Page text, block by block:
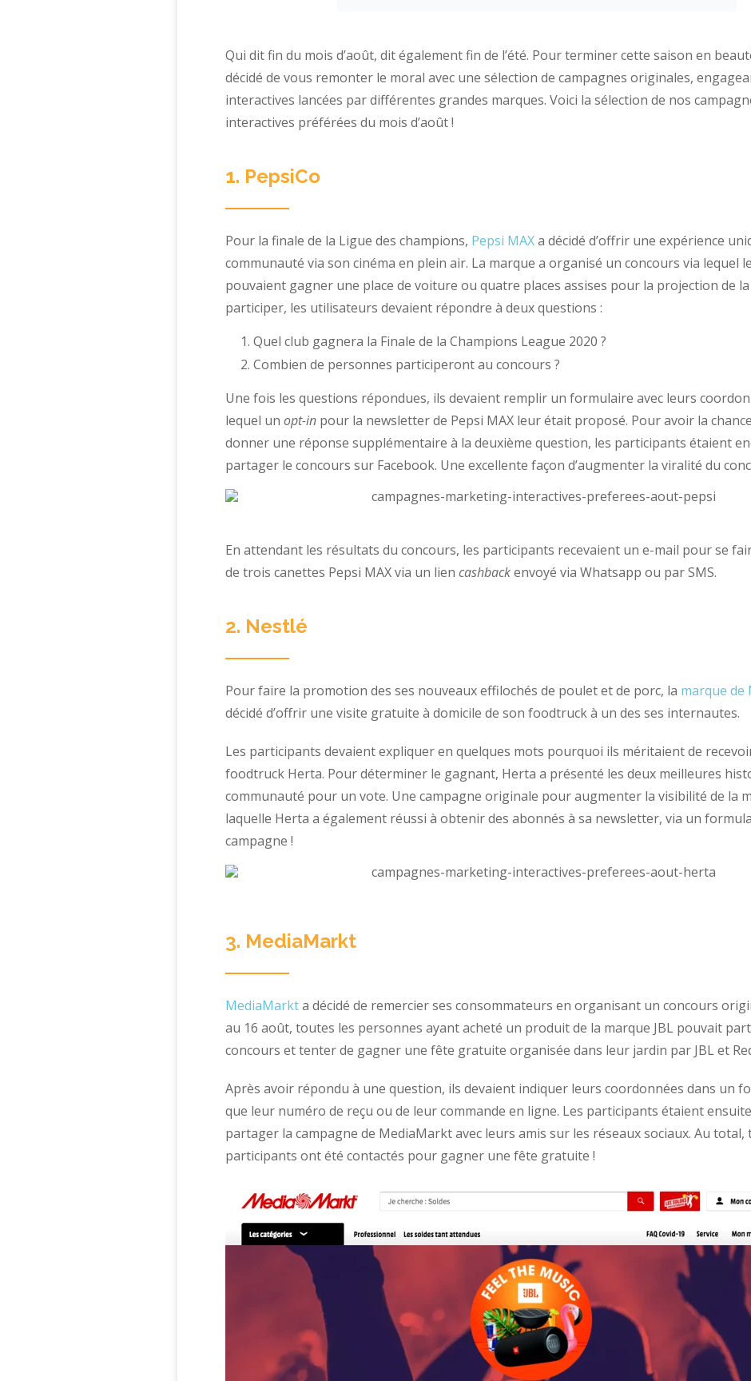
Qui dit fin du mois d’août, dit également fin de l’été. Pour terminer cette saison en
décidé de vous remonter le moral avec une sélection de campagnes originales,
interactives lancées par différentes grandes marques. Voici la sélection de nos
interactives préférées du mois d’août !
1. PepsiCo
Pour la finale de la Ligue des champions, Pepsi MAXa décidé d’offrir une expérience
communauté via son cinéma en plein air. La marque a organisé un concours via lequel
pouvaient gagner une place de voiture ou quatre places assises pour la projection de
participer, les utilisateurs devaient répondre à deux questions :
Quel club gagnera la Finale de la Champions League 2020 ?
Combien de personnes participeront au concours ?
Une fois les questions répondues, ils devaient remplir un formulaire avec leurs
lequel un opt-in pour la newsletter de Pepsi MAX leur était proposé. Pour avoir la
donner une réponse supplémentaire à la deuxième question, les participants étaient
partager le concours sur Facebook. Une excellente façon d’augmenter la viralité du
En attendant les résultats du concours, les participants recevaient un e-mail pour se
de trois canettes Pepsi MAX via un lien cashbackenvoyé via Whatsapp ou par SMS.
2. Nestlé
Pour faire la promotion des ses nouveaux effilochés de poulet et de porc, la marque de
décidé d’offrir une visite gratuite à domicile de son foodtruck à un des ses internautes.
Les participants devaient expliquer en quelques mots pourquoi ils méritaient de
foodtruck Herta. Pour déterminer le gagnant, Herta a présenté les deux meilleures
communauté pour un vote. Une campagne originale pour augmenter la visibilité de la
laquelle Herta a également réussi à obtenir des abonnés à sa newsletter, via un
campagne !
3. MediaMarkt
MediaMarkta décidé de remercier ses consommateurs en organisant un concours
au 16 août, toutes les personnes ayant acheté un produit de la marque JBL pouvait
concours et tenter de gagner une fête gratuite organisée dans leur jardin par JBL et
Après avoir répondu à une question, ils devaient indiquer leurs coordonnées dans un
que leur numéro de reçu ou de leur commande en ligne. Les participants étaient
partager la campagne de MediaMarkt avec leurs amis sur les réseaux sociaux. Au total,
participants ont été contactés pour gagner une fête gratuite !